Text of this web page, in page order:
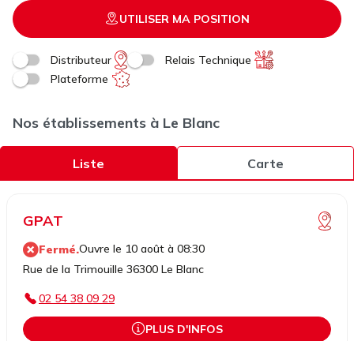
UTILISER MA POSITION
Distributeur
Relais Technique
Plateforme
Nos établissements à Le Blanc
Liste Carte
GPAT
Fermé.Ouvre le 10 août à 08:30
Rue de la Trimouille 36300 Le Blanc
02 54 38 09 29
PLUS D'INFOS